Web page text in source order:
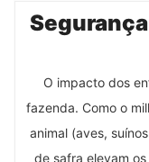
O impacto dos
fazenda. Como o
animal (aves,
de safra elevam